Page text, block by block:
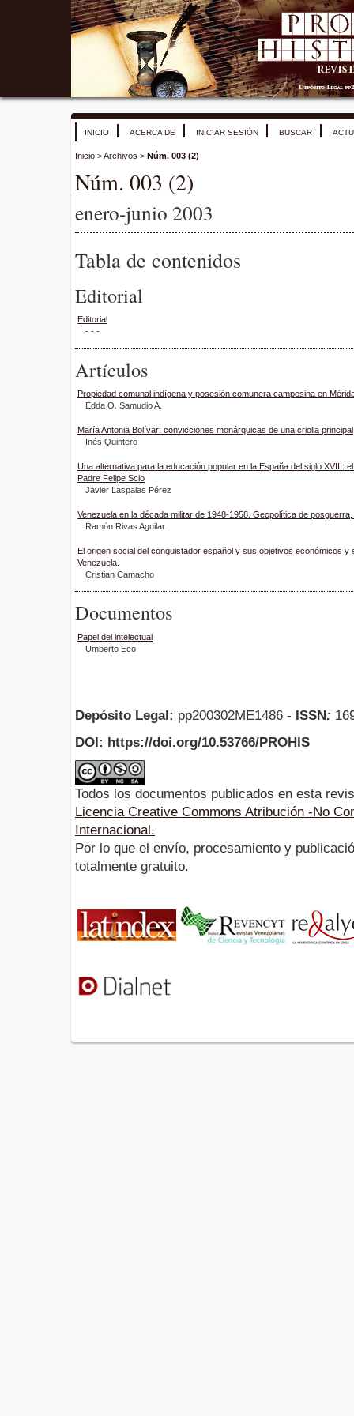
INICIO ACERCA DE INICIAR SESIÓN BUSCAR
Inicio >Archivos > Núm. 003 (2)
Núm. 003 (2)
enero-junio 2003
Tabla de contenidos
Editorial
Editorial
- - -
Artículos
Propiedad comunal indígena y posesión comunera campesina en
Edda O. Samudio A.
María Antonia Bolívar: convicciones monárquicas de una criolla principal
Inés Quintero
Una alternativa para la educación popular en la España del siglo XVIII:
Padre Felipe Scio
Javier Laspalas Pérez
Venezuela en la década militar de 1948-1958. Geopolítica de
Ramón Rivas Aguilar
El origen social del conquistador español y sus objetivos económicos y
Venezuela.
Cristian Camacho
Documentos
Papel del intelectual
Umberto Eco
Depósito Legal: pp200302ME1486 - ISSN:
DOI: https://doi.org/10.53766/PROHIS
Todos los documentos publicados en esta
Licencia Creative Commons Atribución -No
Internacional.
Por lo que el envío, procesamiento y
totalmente gratuito.